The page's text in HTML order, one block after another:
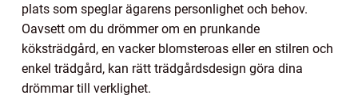
plats som speglar ägarens personlighet och behov.
Oavsett om du drömmer om en prunkande
köksträdgård, en vacker blomsteroas eller en stilren och
enkel trädgård, kan rätt trädgårdsdesign göra dina
drömmar till verklighet.